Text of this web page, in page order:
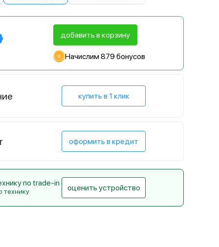
добавить в корзину
Начислим 879 бонусов
купить в 1 клик
оформить в кредит
по trade-in
технику оценить устройство